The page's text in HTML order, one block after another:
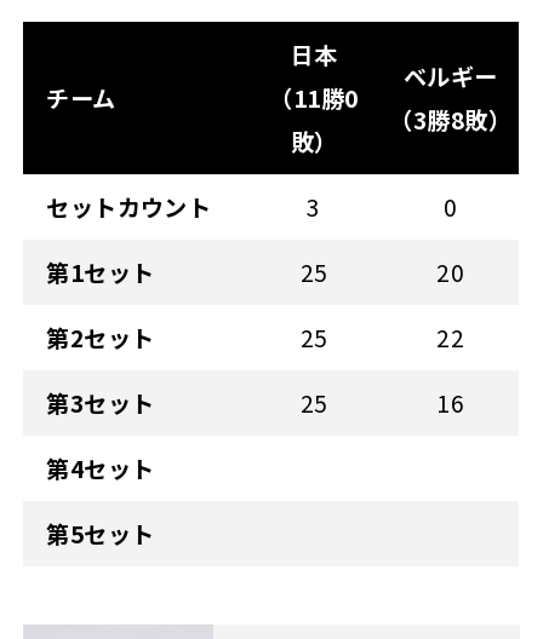
チーム
日本
（11勝0
敗）
ベルギー
（3勝8敗）
セットカウント 3
0
第1セット
25
20
第2セット
25
22
第3セット
25
16
第4セット
第5セット